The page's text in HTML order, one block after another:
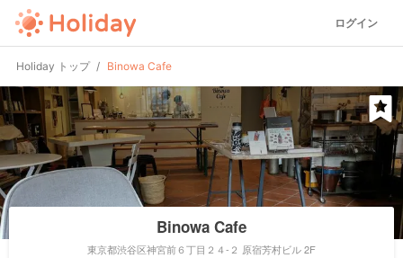
ログイン
Holiday トップ Binowa Cafe
Binowa Cafe
東京都渋谷区神宮前６丁目２４-２ 原宿芳村ビル 2F